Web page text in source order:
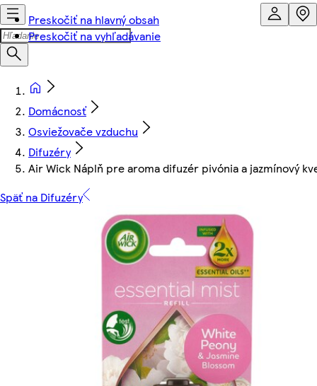
Preskočiť na hlavný obsah
Preskočiť na vyhľadávanie
Domácnosť
Osviežovače vzduchu
Difuzéry
Air Wick Náplň pre aroma difuzér pivónia a jazmínový
Späť na Difuzéry